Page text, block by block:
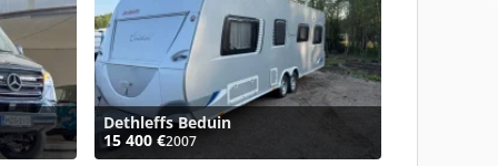
Dethleffs Beduin
15 400 €2007